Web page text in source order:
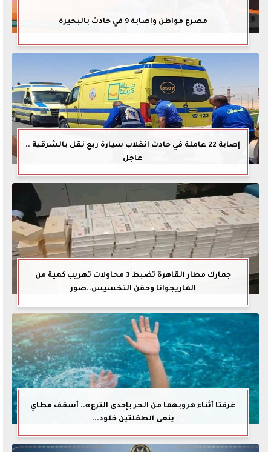
مصرع مواطن وإصابة 9 في حادث بالبحيرة
إصابة 22 عاملة في حادث انقلاب سيارة ربع نقل بالشرقية ..
عاجل
جمارك مطار القاهرة تضبط 3 محاولات تهريب كمية من
الماريجوانا وحقن التخسيس..صور
غرقتا أثناء هروبهما من الحر بإحدى الترع».. أسقف مطاي
ينعى الطفلتين خلود...